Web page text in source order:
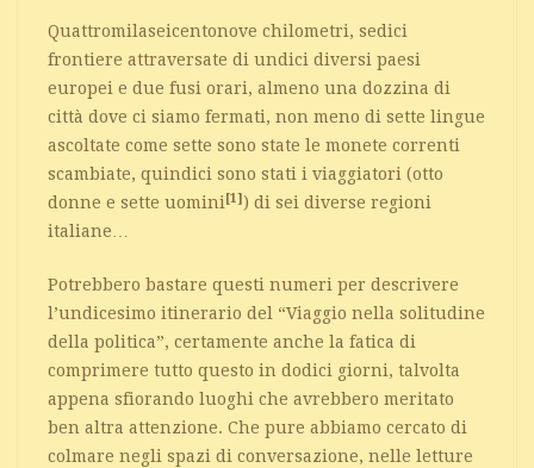
Quattromilaseicentonove chilometri, sedici
frontiere attraversate di undici diversi paesi
europei e due fusi orari, almeno una dozzina di
città dove ci siamo fermati, non meno di sette lingue
ascoltate come sette sono state le monete correnti
scambiate, quindici sono stati i viaggiatori (otto
donne e sette uomini [1]) di sei diverse regioni
italiane…
Potrebbero bastare questi numeri per descrivere
l’undicesimo itinerario del “Viaggio nella solitudine
della politica”, certamente anche la fatica di
comprimere tutto questo in dodici giorni, talvolta
appena sfiorando luoghi che avrebbero meritato
ben altra attenzione. Che pure abbiamo cercato di
colmare negli spazi di conversazione, nelle letture